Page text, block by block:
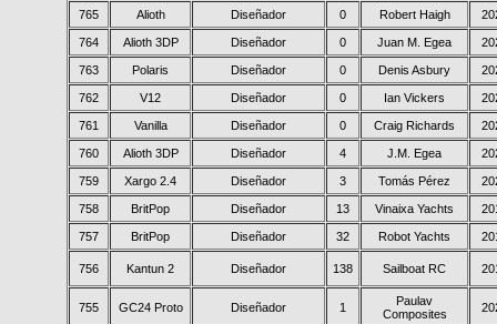
765 Alioth Diseñador 0 Robert Haigh
764 Alioth 3DP Diseñador 0 Juan M. Egea
763 Polaris Diseñador 0 Denis Asbury
762 V12 Diseñador 0 Ian Vickers
761 Vanilla Diseñador 0 Craig Richards
760 Alioth 3DP Diseñador 4 J.M. Egea
759 Xargo 2.4 Diseñador 3 Tomás Pérez
758 BritPop Diseñador 13 Vinaixa Yachts
757 BritPop Diseñador 32 Robot Yachts
756 Kantun 2 Diseñador 138 Sailboat RC
755 GC24 Proto Diseñador 1
Paulav
Composites